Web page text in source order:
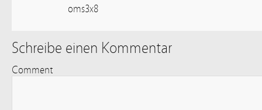
oms3x8
Schreibe einen Kommentar
Comment